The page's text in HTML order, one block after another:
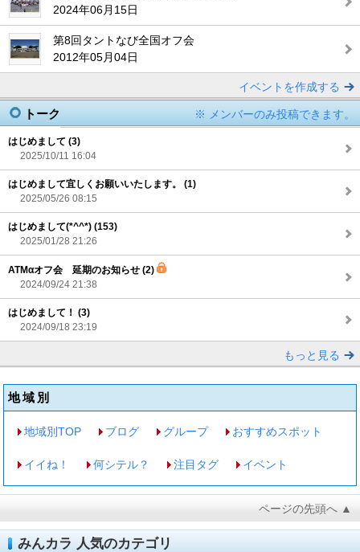
2024年06月15日
第8回タントなび全国オフ会
2012年05月04日
イベントを作成する
※ メンバーのみ投稿できます。
トーク
はじめまして (3)
2025/10/11 16:04
はじめまして宜しくお願いいたします。 (1)
2025/05/26 08:15
はじめまして(*^^*) (153)
2025/01/28 21:26
ATMαオフ会 延期のお知らせ (2)
2024/09/24 21:38
はじめまして！ (3)
2024/09/18 23:19
もっと見る
地域別
地域別TOP ブログ グループ おすすめスポット
イイね！ 何シテル？ 注目タグ イベント
ページの先頭へ ▲
みんカラ 人気のカテゴリ